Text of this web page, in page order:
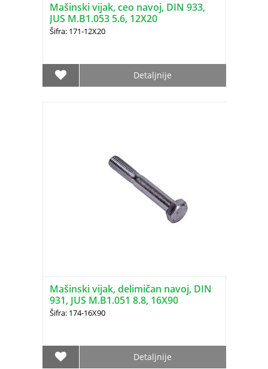
Mašinski vijak, ceo navoj, DIN 933,
JUS M.B1.053 5.6, 12X20
Šifra: 171-12X20
Detaljnije
Mašinski vijak, delimičan navoj, DIN
931, JUS M.B1.051 8.8, 16X90
Šifra: 174-16X90
Detaljnije